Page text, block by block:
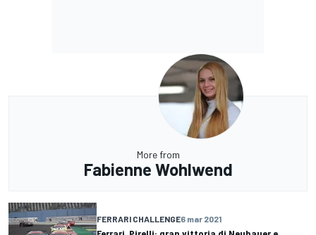
More from
Fabienne Wohlwend
FERRARI CHALLENGE6 mar 2021